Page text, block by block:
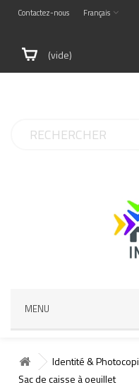
Contactez-nous Français
(vide)
MENU
Identité &
Sac de caisse à oeuillet